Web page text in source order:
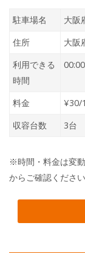
駐車場名
大阪
住所
大阪
利用できる
時間
料金
¥30/
収容台数
3台
※時間・料金は変
からご確認ください